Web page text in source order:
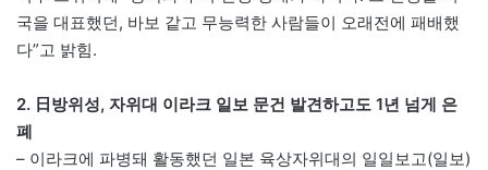
국을 대표했던, 바보 같고 무능력한 사람들이 오래전에 패배했
다”고 밝힘.
2. 日방위성, 자위대 이라크 일보 문건 발견하고도 1년 넘게 은
폐
– 이라크에 파병돼 활동했던 일본 육상자위대의 일일보고(일보)